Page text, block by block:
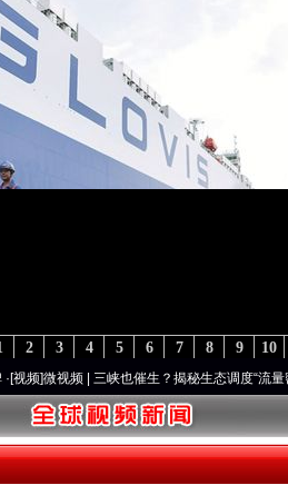
10
9
8
7
6
5
4
3
2
频 | 三峡也催生？揭秘生态调度“流量密.. ·[视频]